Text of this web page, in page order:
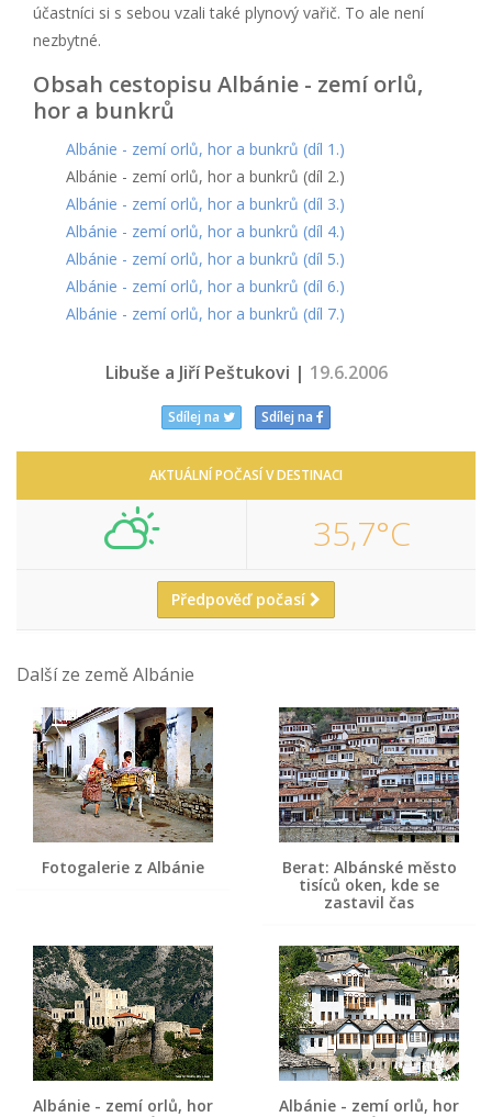
účastníci si s sebou vzali také plynový vařič. To ale není
nezbytné.
Obsah cestopisu Albánie - zemí orlů,
hor a bunkrů
Albánie - zemí orlů, hor a bunkrů (díl 1.)
Albánie - zemí orlů, hor a bunkrů (díl 2.)
Albánie - zemí orlů, hor a bunkrů (díl 3.)
Albánie - zemí orlů, hor a bunkrů (díl 4.)
Albánie - zemí orlů, hor a bunkrů (díl 5.)
Albánie - zemí orlů, hor a bunkrů (díl 6.)
Albánie - zemí orlů, hor a bunkrů (díl 7.)
Libuše a Jiří Peštukovi | 19.6.2006
Sdílej na Sdílej na
AKTUÁLNÍ POČASÍ V DESTINACI
35,7°C
Předpověď počasí
Další ze země Albánie
Fotogalerie z Albánie
Berat: Albánské město
tisíců oken, kde se
zastavil čas
Albánie - zemí orlů, hor
Albánie - zemí orlů, hor